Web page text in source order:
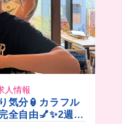
人情報
気分🏮カラフル
全自由💅✨2週間